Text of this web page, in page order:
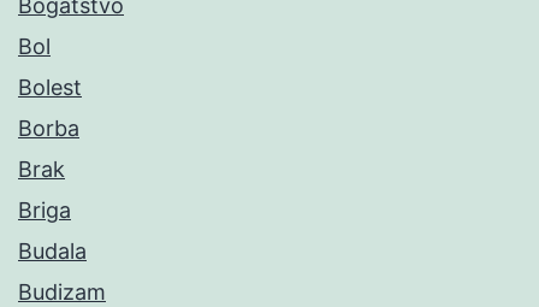
Bogatstvo
Bol
Bolest
Borba
Brak
Briga
Budala
Budizam